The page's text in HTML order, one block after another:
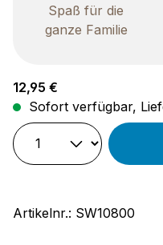
Spaß für die
ganze Familie
Regulärer Preis:
12,95 €
Sofort verfügbar,
Artikelnr.: SW10800